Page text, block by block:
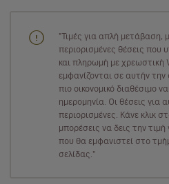
"Τιμές για απλή μετάβαση,
περιορισμένες θέσεις που
και πληρωμή με χρεωστική
εμφανίζονται σε αυτήν την
πιο οικονομικό διαθέσιμο
ημερομηνία. Οι θέσεις για
περιορισμένες. Κάνε κλικ
μπορέσεις να δεις την τιμή
που θα εμφανιστεί στο
σελίδας."